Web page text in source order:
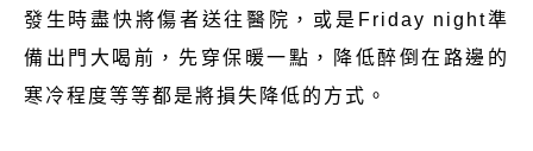
發生時盡快將傷者送往醫院，或是Friday night準
備出門大喝前，先穿保暖一點，降低醉倒在路邊的
寒冷程度等等都是將損失降低的方式。